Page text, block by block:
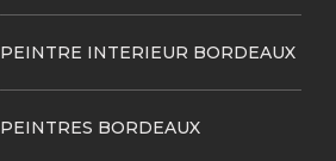
PEINTRE INTERIEUR BORDEAUX
PEINTRES BORDEAUX